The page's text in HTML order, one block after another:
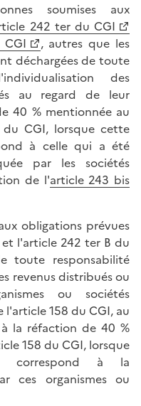
soumises aux
242 ter du CGI
, autres que les
déchargées de toute
des
au regard de leur
40 % mentionnée au
CGI, lorsque cette
à celle qui a été
par les sociétés
de l'article 243 bis
obligations prévues
l'article 242 ter B du
toute responsabilité
revenus distribués ou
ou sociétés
l'article 158 du CGI, au
la réfaction de 40 %
158 du CGI, lorsque
correspond à la
ces organismes ou